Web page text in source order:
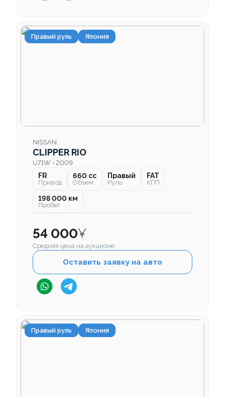
Правый руль Япония
NISSAN
CLIPPER RIO
U71W • 2009
FR
Привод
660 cc
Объем
Правый
Руль
FAT
КПП
198 000 км
Пробег
54 000¥
Средняя цена на аукционе
Оставить заявку на авто
Правый руль Япония